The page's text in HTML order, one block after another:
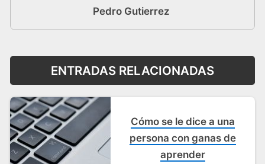
Pedro Gutierrez
ENTRADAS RELACIONADAS
Cómo se le dice a una
persona con ganas de
aprender